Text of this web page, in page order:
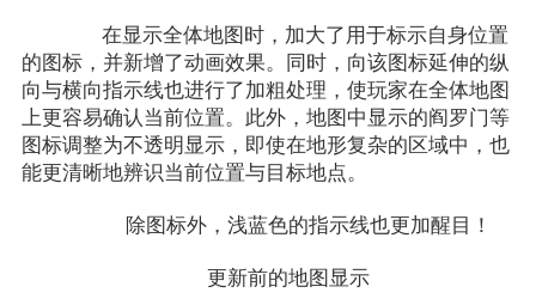
在显示全体地图时，加大了用于标示自身位置
的图标，并新增了动画效果。同时，向该图标延伸的纵
向与横向指示线也进行了加粗处理，使玩家在全体地图
上更容易确认当前位置。此外，地图中显示的阎罗门等
图标调整为不透明显示，即使在地形复杂的区域中，也
能更清晰地辨识当前位置与目标地点。
除图标外，浅蓝色的指示线也更加醒目！
更新前的地图显示